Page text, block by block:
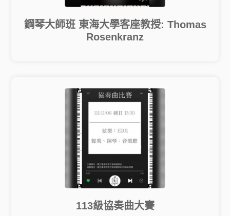
鋼琴大師班 東海大學客座教授: Thomas
Rosenkranz
113級協奏曲大賽